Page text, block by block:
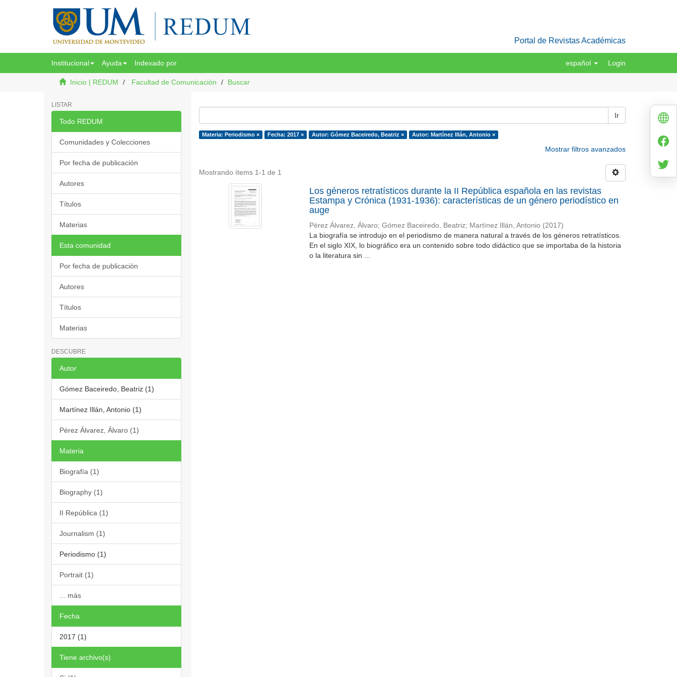
Portal de Revistas Académicas
Institucional Ayuda Indexado por español Login
Inicio | REDUM Facultad de Comunicación Buscar
LISTAR
Todo REDUM
Comunidades y Colecciones
Por fecha de publicación
Autores
Títulos
Materias
Esta comunidad
Por fecha de publicación
Autores
Títulos
Materias
DESCUBRE
Autor
Gómez Baceiredo, Beatriz (1)
Martínez Illán, Antonio (1)
Pérez Álvarez, Álvaro (1)
Materia
Biografía (1)
Biography (1)
II República (1)
Journalism (1)
Periodismo (1)
Portrait (1)
... más
Fecha
2017 (1)
Tiene archivo(s)
Ir
Materia: Periodismo × Fecha: 2017 × Autor: Gómez Baceiredo, Beatriz × Autor: Martínez Illán, Antonio ×
Mostrar filtros avanzados
Mostrando ítems 1-1 de 1
Los géneros retratísticos durante la II República española en las revistas
Estampa y Crónica (1931-1936): características de un género periodístico en
auge
Pérez Álvarez, Álvaro; Gómez Baceiredo, Beatriz; Martínez Illán, Antonio (2017)
La biografía se introdujo en el periodismo de manera natural a través de los géneros retratísticos.
En el siglo XIX, lo biográfico era un contenido sobre todo didáctico que se importaba de la historia
o la literatura sin ...